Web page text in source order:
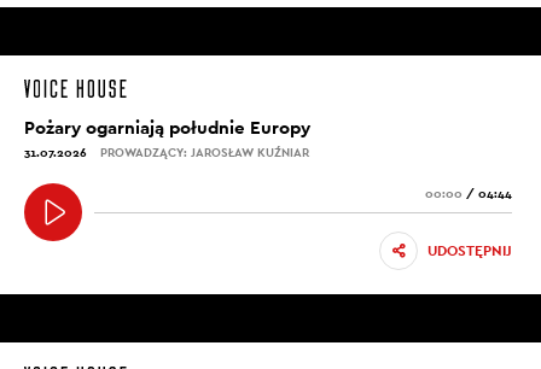
Pożary ogarniają południe Europy
31.07.2026 PROWADZĄCY: JAROSŁAW KUŹNIAR
00:00 / 04:44
UDOSTĘPNIJ